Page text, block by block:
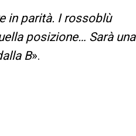
in parità. I rossoblù
posizione… Sarà una
B».